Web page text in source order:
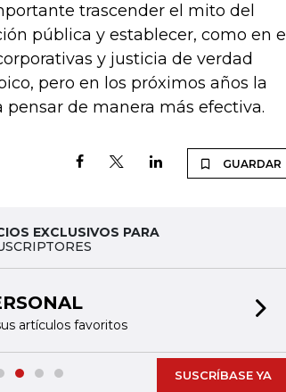
trascender el mito del
pública y establecer, como en el
y justicia de verdad
pero en los próximos años la
de manera más efectiva.
GUARDAR
EXCLUSIVOS PARA
artículos favoritos
SUSCRÍBASE YA